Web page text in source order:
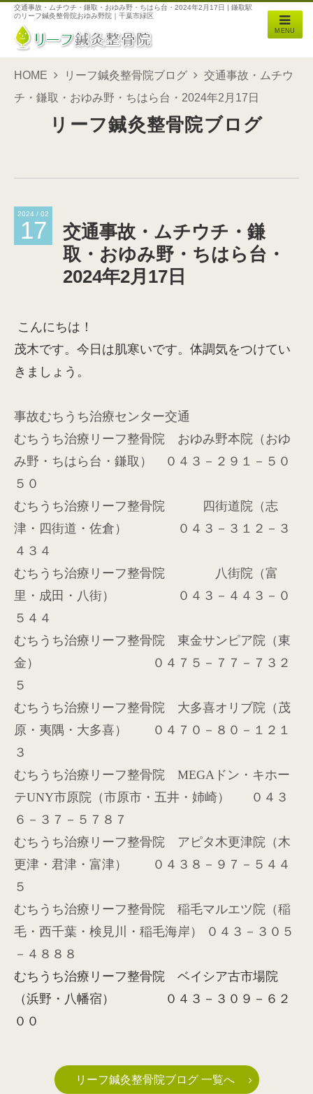
交通事故・ムチウチ・鎌取・おゆみ野・ちはら台・2024年2月17日 | 鎌取駅
のリーフ鍼灸整骨院おゆみ野院｜千葉市緑区
MENU
HOME リーフ鍼灸整骨院ブログ
交通事故・ムチウ
チ・鎌取・おゆみ野・ちはら台・2024年2月17日
リーフ鍼灸整骨院ブログ
交通事故・ムチウチ・鎌
取・おゆみ野・ちはら台・
2024年2月17日
2024 / 02
17
こんにちは！
茂木です。今日は肌寒いです。体調気をつけてい
きましょう。
事故むちうち治療センター交通
むちうち治療リーフ整骨院 おゆみ野本院（おゆ
み野・ちはら台・鎌取） ０４３－２９１－５０
５０
むちうち治療リーフ整骨院 四街道院（志
津・四街道・佐倉） ０４３－３１２－３
４３４
むちうち治療リーフ整骨院 八街院（富
里・成田・八街） ０４３－４４３－０
５４４
むちうち治療リーフ整骨院 東金サンピア院（東
金） ０４７５－７７－７３２
５
むちうち治療リーフ整骨院 大多喜オリブ院（茂
原・夷隅・大多喜） ０４７０－８０－１２１
３
むちうち治療リーフ整骨院 MEGA ドン・キホー
テUNY市原院（市原市・五井・姉崎）
０４３
６－３７－５７８７
むちうち治療リーフ整骨院 アピタ木更津院（木
更津・君津・富津） ０４３８－９７－５４４
５
むちうち治療リーフ整骨院 稲毛マルエツ院（稲
毛・西千葉・検見川・稲毛海岸） ０４３－３０５
－４８８８
むちうち治療リーフ整骨院 ベイシア古市場院
（浜野・八幡宿） ０４３－３０９－６２
００
リーフ鍼灸整骨院ブログ 一覧へ